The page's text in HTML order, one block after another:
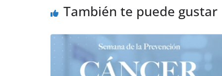
También te puede gustar